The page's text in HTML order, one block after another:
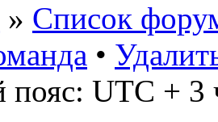
» Список
•
пояс: UTC + 3